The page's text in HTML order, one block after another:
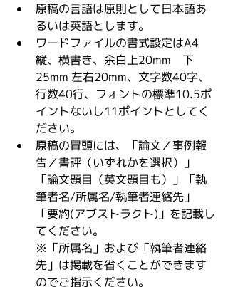
原稿の言語は原則として日本語あ
るいは英語とします。
ワードファイルの書式設定はA4
縦、横書き、余白上20mm　下
25mm 左右20mm、文字数40字、
行数40行、フォントの標準10.5ポ
イントないし11ポイントとしてく
ださい。
原稿の冒頭には、「論文／事例報
告／書評（いずれかを選択）」
「論文題目（英文題目も）」「執
筆者名/所属名/執筆者連絡先」
「要約(アブストラクト)」を記載し
てください。
※「所属名」および「執筆者連絡
先」は掲載を省くことができます
のでご指示ください。